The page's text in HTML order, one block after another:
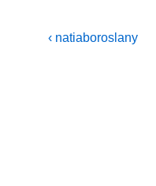
Bejegyzés
Previous
‹ natiaboroslany